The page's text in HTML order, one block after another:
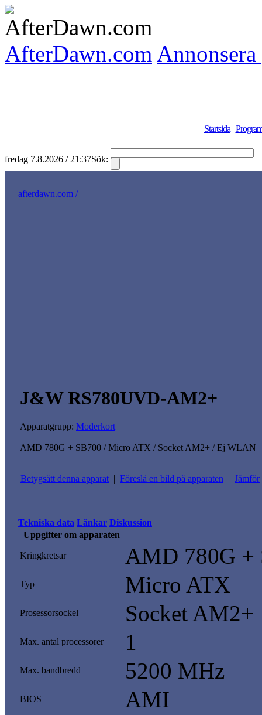
AfterDawn.com
Startsida
fredag 7.8.2026 / 21:37Sök:
afterdawn.com /
J&W RS780UVD-AM2+
Apparatgrupp: Moderkort
AMD 780G + SB700 / Micro ATX / Socket AM2+ / Ej WLAN
Betygsätt denna apparat | Föreslå en bild på apparaten | Jämför
Tekniska data Länkar Diskussion
Uppgifter om apparaten
Kringkretsar AMD 780G +
Typ Micro ATX
Prosessorsockel Socket AM2+
Max. antal processorer 1
Max. bandbredd 5200 MHz
BIOS AMI